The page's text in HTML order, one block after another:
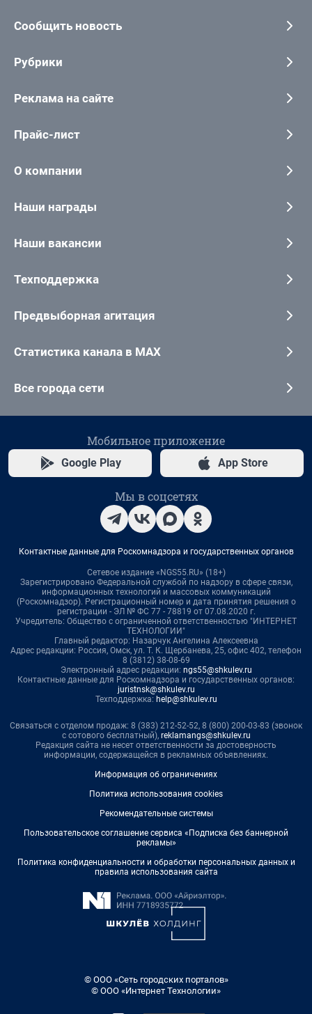
Сообщить новость
Рубрики
Реклама на сайте
Прайс-лист
О компании
Наши награды
Наши вакансии
Техподдержка
Предвыборная агитация
Статистика канала в MAX
Все города сети
Мобильное приложение
Google Play App Store
Мы в соцсетях
Контактные данные для Роскомнадзора и государственных органов
Сетевое издание «NGS55.RU» (18+)
Зарегистрировано Федеральной службой по надзору в сфере связи,
информационных технологий и массовых коммуникаций
(Роскомнадзор). Регистрационный номер и дата принятия решения о
регистрации - ЭЛ № ФС 77 - 78819 от 07.08.2020 г.
Учредитель: Общество с ограниченной ответственностью "ИНТЕРНЕТ
ТЕХНОЛОГИИ"
Главный редактор: Назарчук Ангелина Алексеевна
Адрес редакции: Россия, Омск, ул. Т. К. Щербанева, 25, офис 402, телефон
8 (3812) 38-08-69
Электронный адрес редакции: ngs55@shkulev.ru
Контактные данные для Роскомнадзора и государственных органов:
juristnsk@shkulev.ru
Техподдержка: help@shkulev.ru
Связаться с отделом продаж: 8 (383) 212-52-52, 8 (800) 200-03-83 (звонок
с сотового бесплатный), reklamangs@shkulev.ru
Редакция сайта не несет ответственности за достоверность
информации, содержащейся в рекламных объявлениях.
Информация об ограничениях
Политика использования cookies
Рекомендательные системы
Пользовательское соглашение сервиса «Подписка без баннерной
рекламы»
Политика конфиденциальности и обработки персональных данных и
правила использования сайта
© ООО «Сеть городских порталов»
© ООО «Интернет Технологии»